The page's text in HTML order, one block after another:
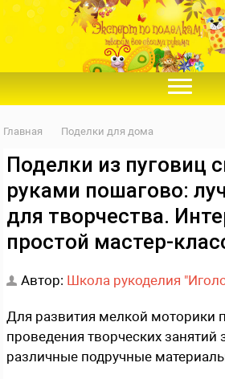
Главная Поделки для дома
Поделки из пуговиц
руками пошагово:
для творчества.
простой мастер-
Автор: Школа рукоделия
Для развития мелкой моторики
проведения творческих
различные подручные